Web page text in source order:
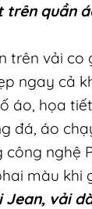
trên quần
trên vải co
ngay cả
áo, họa
đá, áo
công nghệ
màu khi
Jean, vải